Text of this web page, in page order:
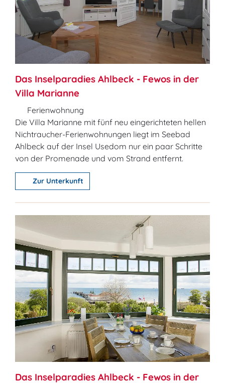
Das Inselparadies Ahlbeck - Fewos in der
Villa Marianne
Ferienwohnung
Die Villa Marianne mit fünf neu eingerichteten hellen
Nichtraucher-Ferienwohnungen liegt im Seebad
Ahlbeck auf der Insel Usedom nur ein paar Schritte
von der Promenade und vom Strand entfernt.
Zur Unterkunft
Das Inselparadies Ahlbeck - Fewos in der